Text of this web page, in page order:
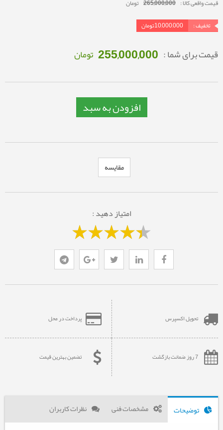
قیمت واقعی کالا : 265,000,000 تومان
تخفیف :
10,000,000تومان
قیمت برای شما : 255,000,000 تومان
افزودن به سبد
مقایسه
امتیاز دهید :
تحویل اکسپرس پرداخت در محل
7 روز ضمانت بازگشت تضمین بهترین قیمت
توضیحات مشخصات فنی نظرات کاربران